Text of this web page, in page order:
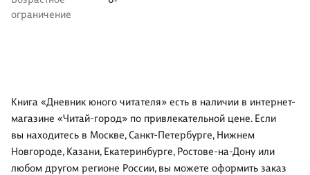
ограничение
Книга «Дневник юного читателя» есть в наличии в интернет-
магазине «Читай-город» по привлекательной цене. Если
вы находитесь в Москве, Санкт-Петербурге, Нижнем
Новгороде, Казани, Екатеринбурге, Ростове-на-Дону или
любом другом регионе России, вы можете оформить заказ